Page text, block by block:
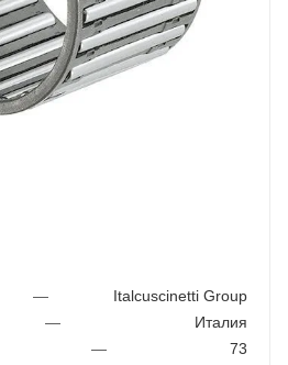
—
Italcuscinetti Group
—
Италия
—
73